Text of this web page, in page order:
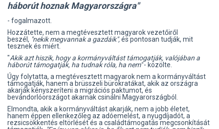
háborút hoznak Magyarországra"
- fogalmazott.
Hozzátette, nem a megtévesztett magyarok vezetőiről
beszél, "nekik megvannak a gazdáik",és pontosan tudják, mit
tesznek és miért.
"Akik azt hiszik, hogy a kormányváltást támogatják, valójában a
háborút támogatják, ha tudnak róla, ha nem"- közölte.
Úgy folytatta, a megtévesztett magyarok nem a kormányváltást
támogatják, hanem a brüsszeli bürokratákat, akik az országra
akarják kényszeríteni a migrációs paktumot, és
bevándorlóországot akarnak csinálni Magyarországból.
Elmondta, akik a kormányváltást akarják, nem a jobb életet,
hanem éppen ellenkezőleg az adóemelést, a nyugdíjadót, a
rezsicsökkentés eltörlését és a családtámogatás megcsonkítását